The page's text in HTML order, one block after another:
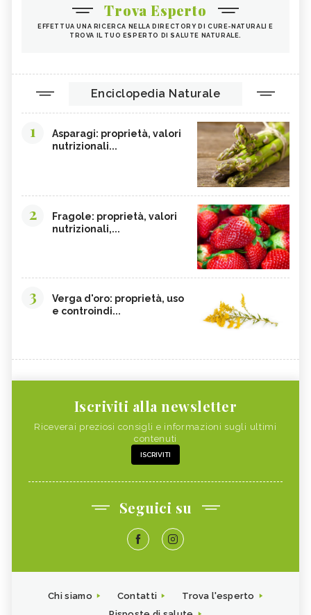
Trova Esperto
EFFETTUA UNA RICERCA NELLA DIRECTORY DI CURE-NATURALI E
TROVA IL TUO ESPERTO DI SALUTE NATURALE.
Enciclopedia Naturale
1
Asparagi: proprietà, valori
nutrizionali...
2
Fragole: proprietà, valori
nutrizionali,...
3
Verga d'oro: proprietà, uso
e controindi...
Iscriviti alla newsletter
Riceverai preziosi consigli e informazioni sugli ultimi
contenuti
ISCRIVITI
Seguici su
Chi siamo Contatti
Trova l'esperto